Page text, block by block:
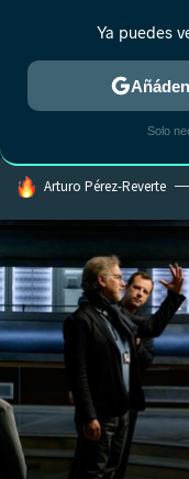
MENÚ
ESTRENOS
HOY SE HABLA DE
Arturo Pérez-Reverte
Ya puedes
Solo